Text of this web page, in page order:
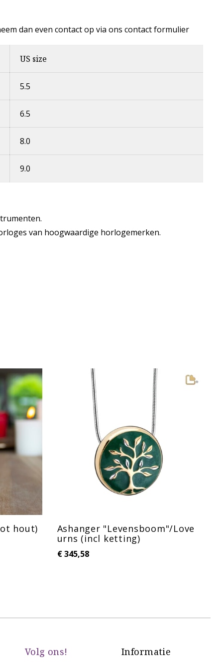
dan even contact op via ons contact formulier
US size
5.5
6.5
8.0
9.0
van hoogwaardige horlogemerken.
hout)
Ashanger "Levensboom"/Love
urns (incl ketting)
€345,58
Volg ons! Informatie